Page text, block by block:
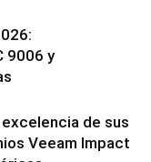
9006 y
de sus
Veeam Impact